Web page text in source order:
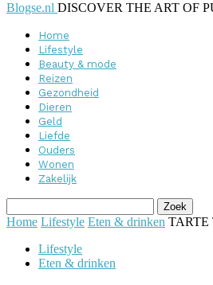
Blogse.nl DISCOVER THE ART OF
Home
Lifestyle
Beauty & mode
Reizen
Gezondheid
Dieren
Geld
Liefde
Ouders
Wonen
Zakelijk
Home Lifestyle Eten & drinken TARTE
Lifestyle
Eten & drinken